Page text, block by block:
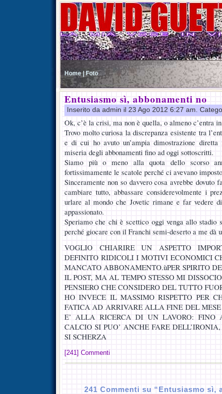
Home | Foto
Entusiasmo sì, abbonamenti no
Inserito da admin il 23 Ago 2012 6:27 am.
Ok, c’è la crisi, ma non è quella, o almeno c’entra
Trovo molto curiosa la discrepanza esistente tra
e di cui ho avuto un’ampia dimostrazione
miseria degli abbonamenti fino ad oggi sottoscritti.
Siamo più o meno alla quota dello scorso
fortissimamente le scatole perché ci avevano
Sinceramente non so davvero cosa avrebbe
cambiare tutto, abbassare considerevolmente i
urlare al mondo che Jovetic rimane e far vedere
appassionato.
Speriamo che chi è scettico oggi venga allo stadio
perché giocare con il Franchi semi-deserto a me dà
VOGLIO CHIARIRE UN ASPETTO
DEFINITO RIDICOLI I MOTIVI ECONOMICI
MANCATO ABBONAMENTO.ùPER SPIRITO
IL POST, MA AL TEMPO STESSO MI
PENSIERO CHE CONSIDERO DEL TUTTO
HO INVECE IL MASSIMO RISPETTO PER
FATICA AD ARRIVARE ALLA FINE DEL MESE
E’ ALLA RICERCA DI UN LAVORO:
CALCIO SI PUO’ ANCHE FARE
SI SCHERZA
[241] Commenti
241 Commenti su “Entusiasmo sì,